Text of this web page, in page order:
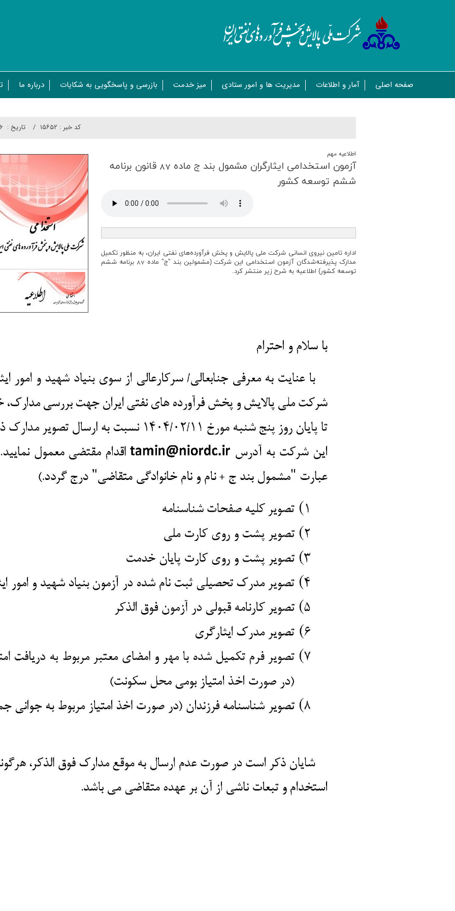
صفحه اصلی آمار و اطلاعات مدیریت ها و امور ستادی میز خدمت بازرسی و پاسخگویی به شکایات درباره ما
تاريخ : کد خبر : ۱۵۶۵۲
اطلاعیه مهم
آزمون استخدامی ایثارگران مشمول بند ج ماده 87 قانون برنامه
ششم توسعه كشور
اداره تامین نیروی انسانی شرکت ملی پالایش و پخش فرآورده‌های نفتی ایران، به منظور تکمیل
مدارک پذیرفته‌شدگان آزمون استخدامی این شرکت (مشمولین بند "ج" ماده 87 برنامه ششم
توسعه کشور) اطلاعیه به شرح زیر منتشر کرد.